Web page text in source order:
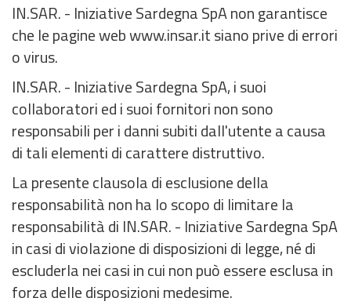
IN.SAR. - Iniziative Sardegna SpA non garantisce
che le pagine web www.insar.it siano prive di errori
o virus.
IN.SAR. - Iniziative Sardegna SpA, i suoi
collaboratori ed i suoi fornitori non sono
responsabili per i danni subiti dall'utente a causa
di tali elementi di carattere distruttivo.
La presente clausola di esclusione della
responsabilità non ha lo scopo di limitare la
responsabilità di IN.SAR. - Iniziative Sardegna SpA
in casi di violazione di disposizioni di legge, né di
escluderla nei casi in cui non può essere esclusa in
forza delle disposizioni medesime.